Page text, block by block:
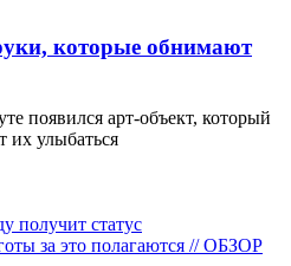
которые обнимают
появился арт-объект, который
их улыбаться